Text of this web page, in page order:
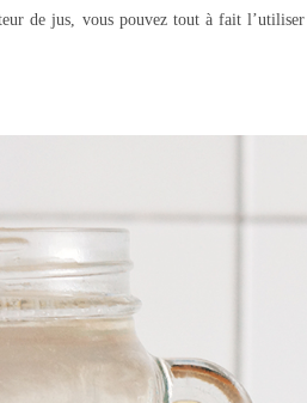
de jus, vous pouvez tout à fait